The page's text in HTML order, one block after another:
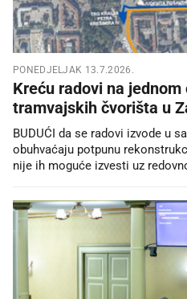
PONEDJELJAK 13.7.2026.
Kreću radovi na
tramvajskih čvorišta u
BUDUĆI da se radovi izvode u
obuhvaćaju potpunu
nije ih moguće izvesti uz